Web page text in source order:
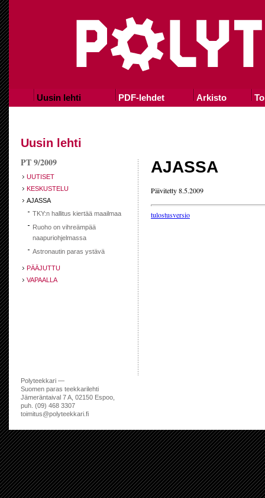
Uusin lehti PDF-lehdet Arkisto
Uusin lehti
PT 9/2009
UUTISET
KESKUSTELU
AJASSA
TKY:n hallitus kiertää maailmaa
Ruoho on vihreämpää
naapuriohjelmassa
Astronautin paras ystävä
PÄÄJUTTU
VAPAALLA
AJASSA
Päivitetty 8.5.2009
tulostusversio
Polyteekkari —
Suomen paras teekkarilehti
Jämeräntaival 7 A, 02150 Espoo,
puh. (09) 468 3307
toimitus@polyteekkari.fi